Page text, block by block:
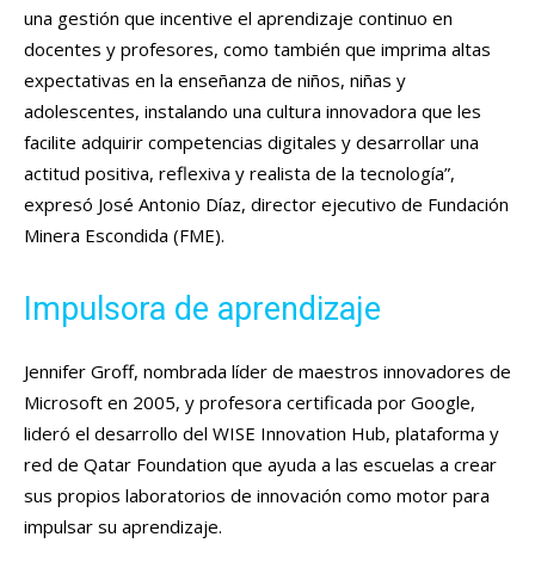
una gestión que incentive el aprendizaje continuo en
docentes y profesores, como también que imprima altas
expectativas en la enseñanza de niños, niñas y
adolescentes, instalando una cultura innovadora que les
facilite adquirir competencias digitales y desarrollar una
actitud positiva, reflexiva y realista de la tecnología”,
expresó José Antonio Díaz, director ejecutivo de Fundación
Minera Escondida (FME).
Impulsora de aprendizaje
Jennifer Groff, nombrada líder de maestros innovadores de
Microsoft en 2005, y profesora certificada por Google,
lideró el desarrollo del WISE Innovation Hub, plataforma y
red de Qatar Foundation que ayuda a las escuelas a crear
sus propios laboratorios de innovación como motor para
impulsar su aprendizaje.